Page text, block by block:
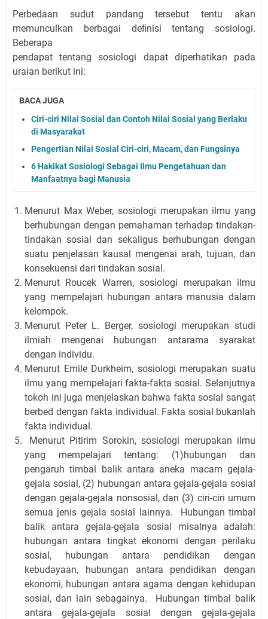
Perbedaan sudut pandang tersebut tentu akan
memunculkan berbagai deﬁnisi tentang sosiologi.
Beberapa
pendapat tentang sosiologi dapat diperhatikan pada
uraian berikut ini:
BACA JUGA
Ciri-ciri Nilai Sosial dan Contoh Nilai Sosial yang Berlaku
di Masyarakat
Pengertian Nilai Sosial Ciri-ciri, Macam, dan Fungsinya
6 Hakikat Sosiologi Sebagai Ilmu Pengetahuan dan
Manfaatnya bagi Manusia
Menurut Max Weber, sosiologi merupakan ilmu yang
berhubungan dengan pemahaman terhadap tindakan-
tindakan sosial dan sekaligus berhubungan dengan
suatu penjelasan kausal mengenai arah, tujuan, dan
konsekuensi dari tindakan sosial.
Menurut Roucek Warren, sosiologi merupakan ilmu
yang mempelajari hubungan antara manusia dalam
kelompok.
Menurut Peter L. Berger, sosiologi merupakan studi
ilmiah mengenai hubungan antarama syarakat
dengan individu.
Menurut Emile Durkheim, sosiologi merupakan suatu
ilmu yang mempelajari fakta-fakta sosial. Selanjutnya
tokoh ini juga menjelaskan bahwa fakta sosial sangat
berbed dengan fakta individual. Fakta sosial bukanlah
fakta individual.
Menurut Pitirim Sorokin, sosiologi merupakan ilmu
yang mempelajari tentang: (1)hubungan dan
pengaruh timbal balik antara aneka macam gejala-
gejala sosial, (2) hubungan antara gejala-gejala sosial
dengan gejala-gejala nonsosial, dan (3) ciri-ciri umum
semua jenis gejala sosial lainnya. Hubungan timbal
balik antara gejala-gejala sosial misalnya adalah:
hubungan antara tingkat ekonomi dengan perilaku
sosial, hubungan antara pendidikan dengan
kebudayaan, hubungan antara pendidikan dengan
ekonomi, hubungan antara agama dengan kehidupan
sosial, dan lain sebagainya. Hubungan timbal balik
antara gejala-gejala sosial dengan gejala-gejala